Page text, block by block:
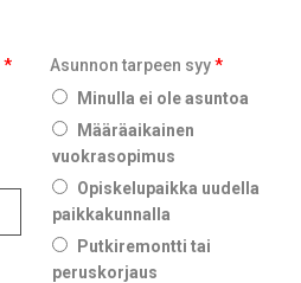
*
Asunnon tarpeen syy*
Minulla ei ole asuntoa
Määräaikainen
vuokrasopimus
Opiskelupaikka uudella
paikkakunnalla
Putkiremontti tai
peruskorjaus